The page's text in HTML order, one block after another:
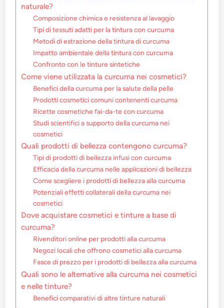
naturale?
Composizione chimica e resistenza al lavaggio
Tipi di tessuti adatti per la tintura con curcuma
Metodi di estrazione della tintura di curcuma
Impatto ambientale della tintura con curcuma
Confronto con le tinture sintetiche
Come viene utilizzata la curcuma nei cosmetici?
Benefici della curcuma per la salute della pelle
Prodotti cosmetici comuni contenenti curcuma
Ricette cosmetiche fai-da-te con curcuma
Studi scientifici a supporto della curcuma nei
cosmetici
Quali prodotti di bellezza contengono curcuma?
Tipi di prodotti di bellezza infusi con curcuma
Efficacia della curcuma nelle applicazioni di bellezza
Come scegliere i prodotti di bellezza alla curcuma
Potenziali effetti collaterali della curcuma nei
cosmetici
Dove acquistare cosmetici e tinture a base di
curcuma?
Rivenditori online per prodotti alla curcuma
Negozi locali che offrono cosmetici alla curcuma
Fasce di prezzo per i prodotti di bellezza alla curcuma
Quali sono le alternative alla curcuma nei cosmetici
e nelle tinture?
Benefici comparativi di altre tinture naturali